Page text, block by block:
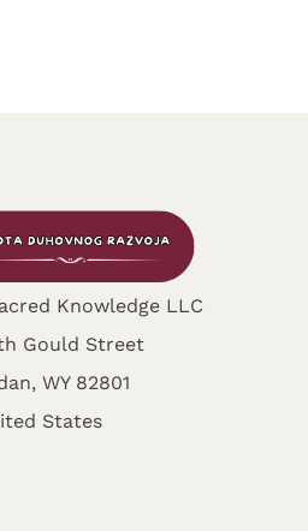
Knowledge LLC
Gould Street
WY 82801
States